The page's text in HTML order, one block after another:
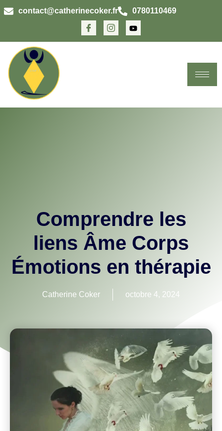
contact@catherinecoker.fr 0780110469
Comprendre les
liens Âme Corps
Émotions en thérapie
Catherine Coker octobre 4, 2024